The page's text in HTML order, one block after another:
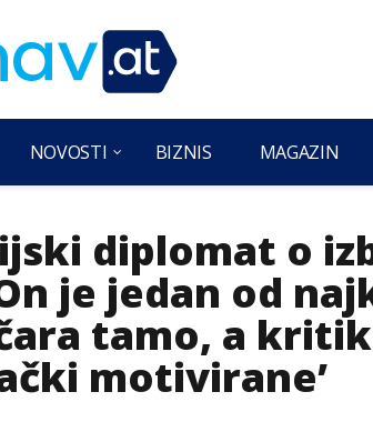
NOVOSTI BIZNIS MAGAZIN
diplomat o
je jedan od
tamo, a
motivirane’